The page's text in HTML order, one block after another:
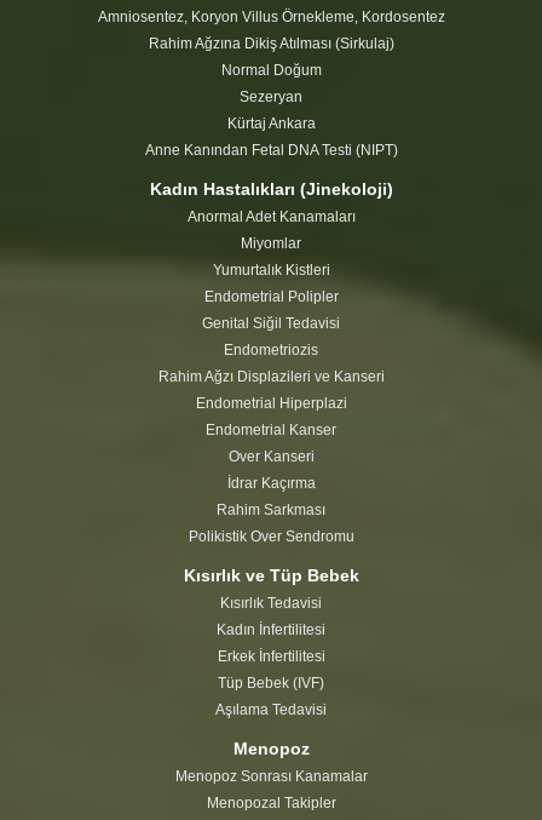
Amniosentez, Koryon Villus Örnekleme, Kordosentez
Rahim Ağzına Dikiş Atılması (Sirkulaj)
Normal Doğum
Sezeryan
Kürtaj Ankara
Anne Kanından Fetal DNA Testi (NIPT)
Kadın Hastalıkları (Jinekoloji)
Anormal Adet Kanamaları
Miyomlar
Yumurtalık Kistleri
Endometrial Polipler
Genital Siğil Tedavisi
Endometriozis
Rahim Ağzı Displazileri ve Kanseri
Endometrial Hiperplazi
Endometrial Kanser
Over Kanseri
İdrar Kaçırma
Rahim Sarkması
Polikistik Over Sendromu
Kısırlık ve Tüp Bebek
Kısırlık Tedavisi
Kadın İnfertilitesi
Erkek İnfertilitesi
Tüp Bebek (IVF)
Aşılama Tedavisi
Menopoz
Menopoz Sonrası Kanamalar
Menopozal Takipler